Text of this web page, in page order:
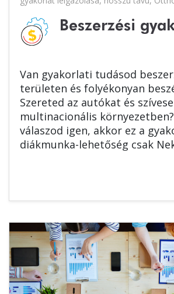
Beszerzési
Van gyakorlati tudásod
területen és folyékonyan
Szereted az autókat és
multinacionális
válaszod igen, akkor ez a
diákmunka-lehetőség csak